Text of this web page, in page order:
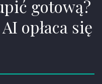
gotową?
opłaca się